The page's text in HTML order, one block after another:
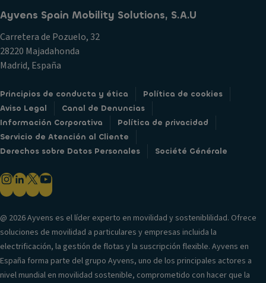
Ayvens Spain Mobility Solutions, S.A.U
Carretera de Pozuelo, 32
28220 Majadahonda
Madrid, España
Principios de conducta y ética
Política de cookies
Aviso Legal
Canal de Denuncias
Información Corporativa
Política de privacidad
Servicio de Atención al Cliente
Derechos sobre Datos Personales
Société Générale
@ 2026 Ayvens es el líder experto en movilidad y sosteniblilidad. Ofrece
soluciones de movilidad a particulares y empresas incluida la
electrificación, la gestión de flotas y la suscripción flexible. Ayvens en
España forma parte del grupo Ayvens, uno de los principales actores a
nivel mundial en movilidad sostenible, comprometido con hacer que la